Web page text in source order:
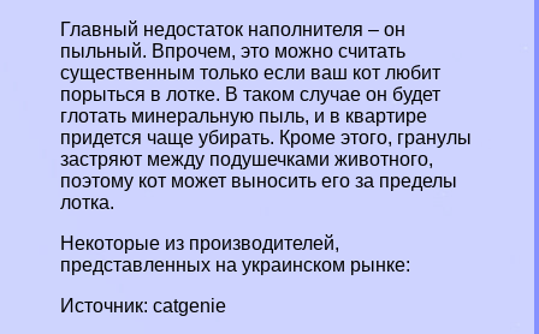
Главный недостаток наполнителя – он
пыльный. Впрочем, это можно считать
существенным только если ваш кот любит
порыться в лотке. В таком случае он будет
глотать минеральную пыль, и в квартире
придется чаще убирать. Кроме этого, гранулы
застряют между подушечками животного,
поэтому кот может выносить его за пределы
лотка.
Некоторые из производителей,
представленных на украинском рынке:
Источник: catgenie